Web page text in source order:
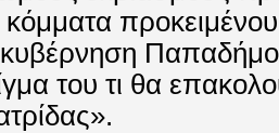
του τι θα